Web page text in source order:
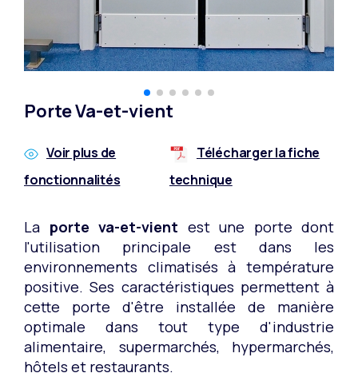
Porte Va-et-vient
Voir plus de
fonctionnalités
Télécharger la fiche
technique
La porte va-et-vient est une porte dont
l'utilisation principale est dans les
environnements climatisés à température
positive. Ses caractéristiques permettent à
cette porte d'être installée de manière
optimale dans tout type d'industrie
alimentaire, supermarchés, hypermarchés,
hôtels et restaurants.